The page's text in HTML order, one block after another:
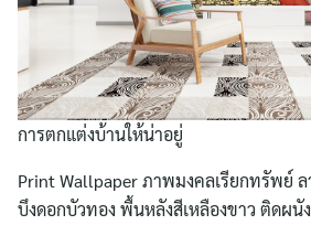
การตกแต่งบ้านให้น่าอยู่
Print Wallpaper ภาพมงคลเรียกทรัพย์
บึงดอกบัวทอง พื้นหลังสีเหลืองขาว ติดผนั